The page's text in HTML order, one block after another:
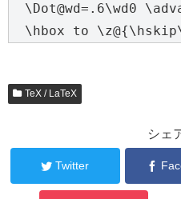
\Dot@wd=.6\wd0
TeX / LaTeX
シェ
Twitter